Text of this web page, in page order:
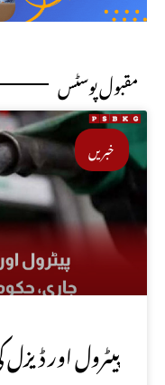
مقبول پوسٹس
خبریں
پیٹرول اور